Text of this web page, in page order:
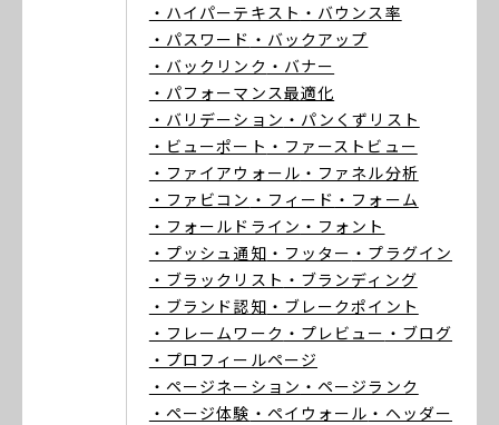
・ハイパーテキスト ・バウンス率
・パスワード ・バックアップ
・バックリンク ・バナー
・パフォーマンス最適化
・バリデーション ・パンくずリスト
・ビューポート ・ファーストビュー
・ファイアウォール ・ファネル分析
・ファビコン ・フィード ・フォーム
・フォールドライン ・フォント
・プッシュ通知 ・フッター ・プラグイン
・ブラックリスト ・ブランディング
・ブランド認知 ・ブレークポイント
・フレームワーク ・プレビュー ・ブログ
・プロフィールページ
・ページネーション ・ページランク
・ページ体験 ・ペイウォール ・ヘッダー